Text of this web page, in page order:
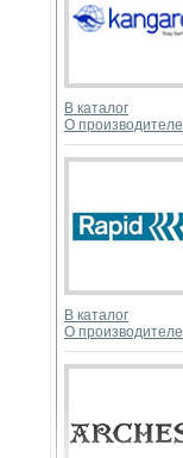
В каталог
О производителе
В каталог
О производителе